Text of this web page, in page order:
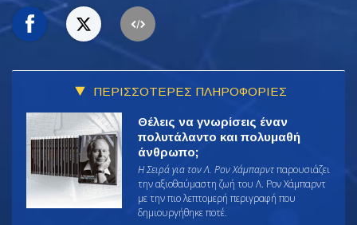
ΠΕΡΙΣΣΟΤΕΡΕΣ ΠΛΗΡΟΦΟΡΙΕΣ
Θέλεις να γνωρίσεις έναν
πολυτάλαντο και πολυμαθή
άνθρωπο;
Η Σειρά για τον Λ. Ρον Χάμπαρντπαρουσιάζει
την αξιοθαύμαστη ζωή του Λ. Ρον Χάμπαρντ
με την πιο λεπτομερή περιγραφή που
δημιουργήθηκε ποτέ.